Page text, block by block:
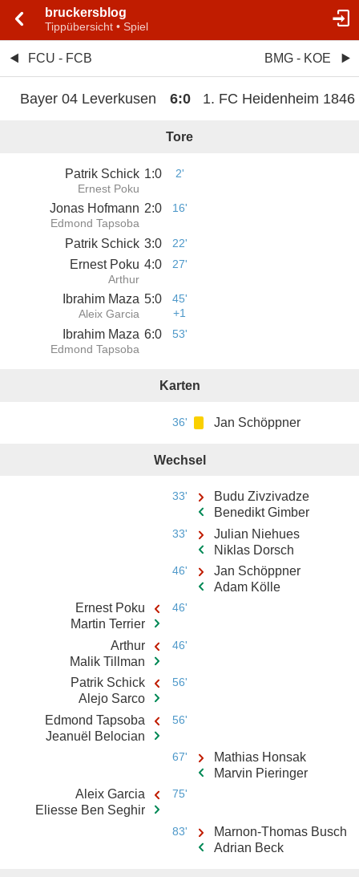
bruckersblog
Tippübersicht • Spiel
FCU - FCB BMG - KOE
Bayer 04 Leverkusen 6:0 1. FC Heidenheim 1846
Tore
Patrik Schick
Ernest Poku
1:0 2'
Jonas Hofmann
Edmond Tapsoba
2:0 16'
Patrik Schick 3:0 22'
Ernest Poku
Arthur
4:0 27'
Ibrahim Maza
Aleix Garcia
5:0
45'
+1
Ibrahim Maza
Edmond Tapsoba
6:0 53'
Karten
36' Jan Schöppner
Wechsel
33'
Budu Zivzivadze
Benedikt Gimber
33'
Julian Niehues
Niklas Dorsch
46'
Jan Schöppner
Adam Kölle
Ernest Poku
Martin Terrier
46'
Arthur
Malik Tillman
46'
Patrik Schick
Alejo Sarco
56'
Edmond Tapsoba
Jeanuël Belocian
56'
67'
Mathias Honsak
Marvin Pieringer
Aleix Garcia
Eliesse Ben Seghir
75'
83'
Marnon-Thomas Busch
Adrian Beck